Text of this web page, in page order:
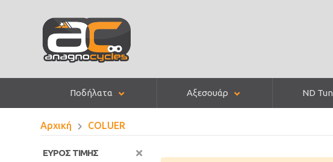
Ποδήλατα Αξεσουάρ ND
Αρχική COLUER
ΕΥΡΟΣ ΤΙΜΗΣ